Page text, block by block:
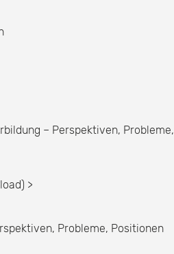
– Perspektiven, Probleme,
>
Probleme, Positionen